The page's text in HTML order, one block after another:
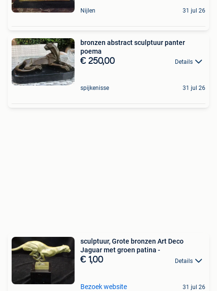
Nijlen 31 jul 26
bronzen abstract sculptuur panter
poema
€ 250,00 Details
spijkenisse 31 jul 26
sculptuur, Grote bronzen Art Deco
Jaguar met groen patina -
€ 1,00 Details
Bezoek website 31 jul 26